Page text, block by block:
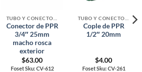
Conector de PPR
3/4″ 25mm
macho rosca
exterior
$63.00
Foset Sku: CV-612
Cople de PPR
1/2″ 20mm
$4.00
Foset Sku: CV-261